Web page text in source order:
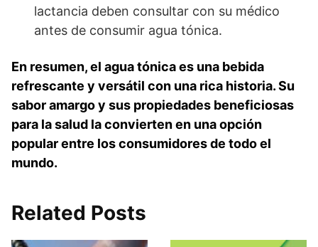
lactancia deben consultar con su médico
antes de consumir agua tónica.
En resumen, el agua tónica es una bebida
refrescante y versátil con una rica historia. Su
sabor amargo y sus propiedades beneficiosas
para la salud la convierten en una opción
popular entre los consumidores de todo el
mundo.
Related Posts